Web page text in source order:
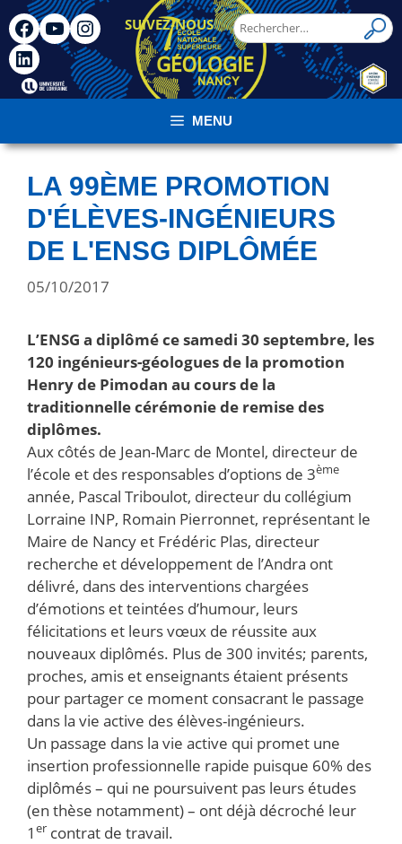
SUIVEZ-NOUS
!
MENU
LA 99ÈME PROMOTION
D'ÉLÈVES-INGÉNIEURS
DE L'ENSG DIPLÔMÉE
05/10/2017
L’ENSG a diplômé ce samedi 30 septembre, les
120 ingénieurs-géologues de la promotion
Henry de Pimodan au cours de la
traditionnelle cérémonie de remise des
diplômes.
Aux côtés de Jean-Marc de Montel, directeur de
l’école et des responsables d’options de 3ème
année, Pascal Triboulot, directeur du collégium
Lorraine INP, Romain Pierronnet, représentant le
Maire de Nancy et Frédéric Plas, directeur
recherche et développement de l’Andra ont
délivré, dans des interventions chargées
d’émotions et teintées d’humour, leurs
félicitations et leurs vœux de réussite aux
nouveaux diplômés. Plus de 300 invités; parents,
proches, amis et enseignants étaient présents
pour partager ce moment consacrant le passage
dans la vie active des élèves-ingénieurs.
Un passage dans la vie active qui promet une
insertion professionnelle rapide puisque 60% des
diplômés – qui ne poursuivent pas leurs études
(en thèse notamment) – ont déjà décroché leur
1 er contrat de travail.